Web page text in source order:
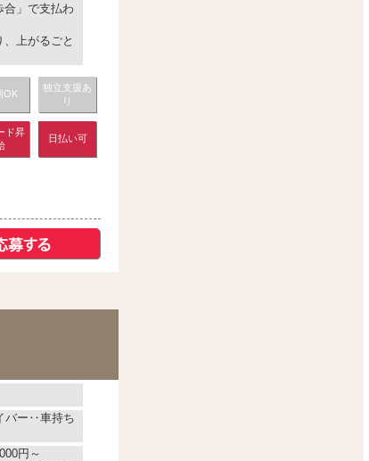
合」で支払わ
上がるごと
OK
独立支援あ
り
ド昇
日払い可
バー‥車持ち
円～